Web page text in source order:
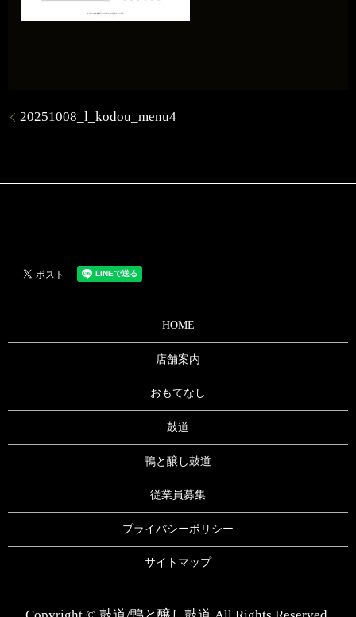
20251008_l_kodou_menu4
HOME
店舗案内
おもてなし
鼓道
鴨と醸し鼓道
従業員募集
プライバシーポリシー
サイトマップ